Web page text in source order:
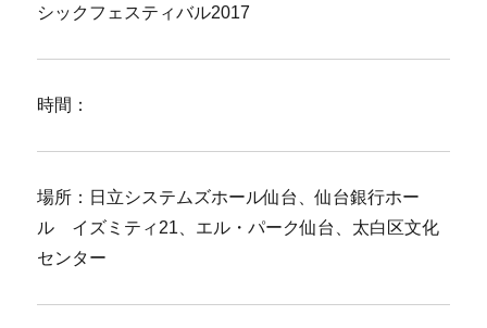
シックフェスティバル2017
時間：
場所：日立システムズホール仙台、仙台銀行ホー
ル イズミティ21、エル・パーク仙台、太白区文化
センター